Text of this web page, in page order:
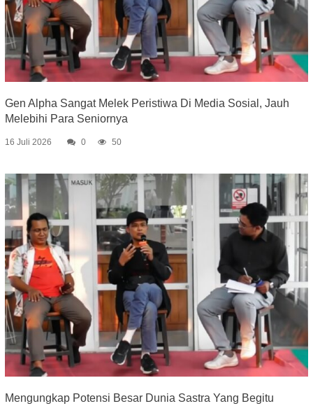
Gen Alpha Sangat Melek Peristiwa Di Media Sosial, Jauh
Melebihi Para Seniornya
16 Juli 2026 0 50
Mengungkap Potensi Besar Dunia Sastra Yang Begitu